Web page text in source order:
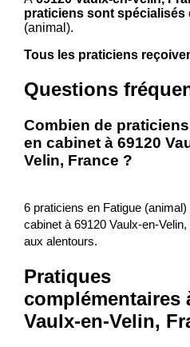
praticiens sont spécialisés
(animal).
Tous les praticiens
Questions
Combien de
en cabinet à 69120
Velin, France ?
6 praticiens en Fatigue
cabinet à 69120 Vaulx-en-
aux alentours.
Pratiques
complémentaires
Vaulx-en-Velin,